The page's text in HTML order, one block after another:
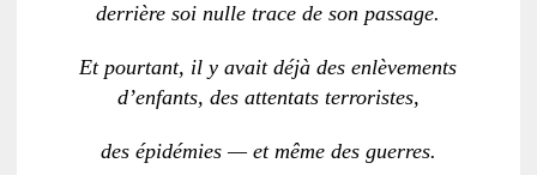
derrière soi nulle trace de son passage.
Et pourtant, il y avait déjà des enlèvements
d’enfants, des attentats terroristes,
des épidémies — et même des guerres.